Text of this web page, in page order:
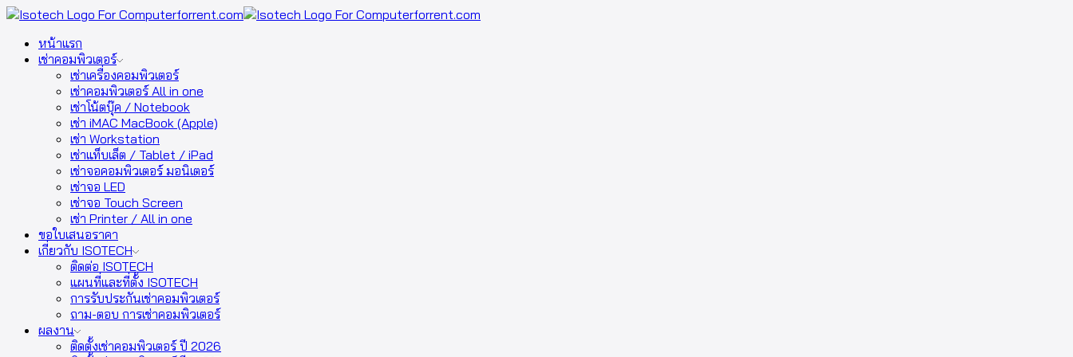
หน้าแรก
เช่าคอมพิวเตอร์
เช่าเครื่องคอมพิวเตอร์
เช่าคอมพิวเตอร์ All in one
เช่าโน้ตบุ๊ค / Notebook
เช่า iMAC MacBook (Apple)
เช่า Workstation
เช่าแท็บเล็ต / Tablet / iPad
เช่าจอคอมพิวเตอร์ มอนิเตอร์
เช่าจอ LED
เช่าจอ Touch Screen
เช่า Printer / All in one
ขอใบเสนอราคา
เกี่ยวกับ ISOTECH
ติดต่อ ISOTECH
แผนที่และที่ตั้ง ISOTECH
การรับประกันเช่าคอมพิวเตอร์
ถาม-ตอบ การเช่าคอมพิวเตอร์
ผลงาน
ติดตั้งเช่าคอมพิวเตอร์ ปี 2026